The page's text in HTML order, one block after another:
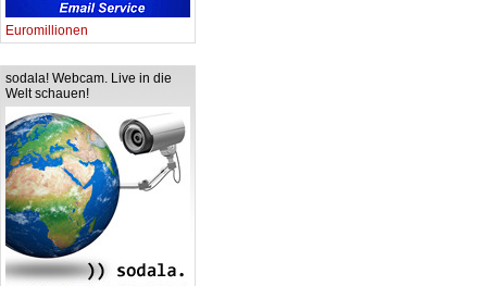
Euromillionen
sodala! Webcam. Live in die
Welt schauen!